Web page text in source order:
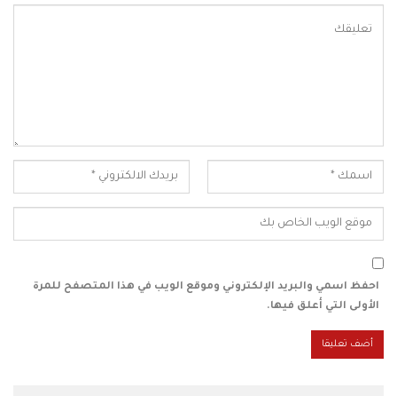
احفظ اسمي والبريد الإلكتروني وموقع الويب في هذا المتصفح للمرة
الأولى التي أعلق فيها.